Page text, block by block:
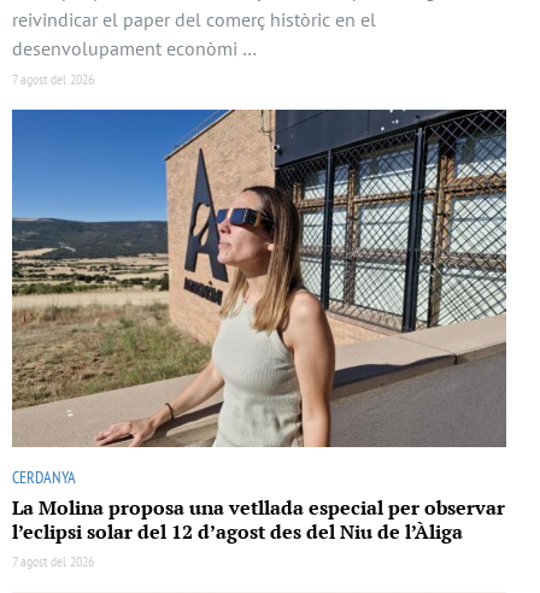
reivindicar el paper del comerç històric en el
desenvolupament econòmi …
7 agost del 2026
CERDANYA
La Molina proposa una vetllada especial per observar
l’eclipsi solar del 12 d’agost des del Niu de l’Àliga
7 agost del 2026